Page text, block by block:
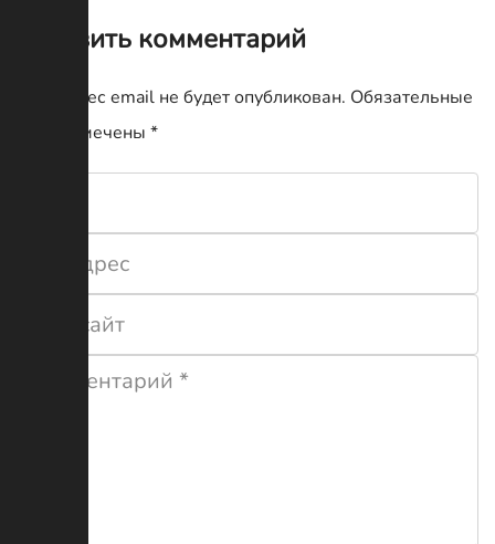
Оставить комментарий
Ваш адрес email не будет опубликован. Обязательные
поля помечены *